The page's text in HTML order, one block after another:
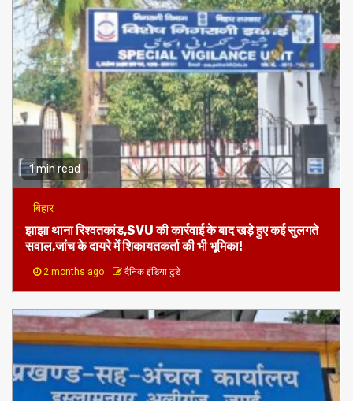
1 min read
बिहार
झाझा थाना रिश्वतकांड,SVU की कार्रवाई के बाद खड़े हुए कई सुलगते
सवाल,जांच के दायरे में शिकायतकर्ता की भी भूमिका!
2 months ago दैनिक इंडिया टुडे